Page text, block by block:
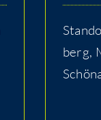
berg,